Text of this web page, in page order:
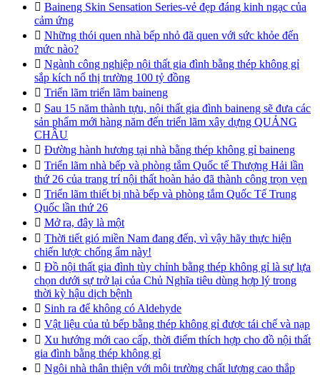
 Baineng Skin Sensation Series-vẻ đẹp đáng kinh ngạc của
cảm ứng
 Những thói quen nhà bếp nhỏ đã quen với sức khỏe đến
mức nào?
 Ngành công nghiệp nội thất gia đình bằng thép không gỉ
sắp kích nổ thị trường 100 tỷ đồng
 Triển lãm triển lãm baineng
 Sau 15 năm thành tựu, nội thất gia đình baineng sẽ đưa các
sản phẩm mới hàng năm đến triển lãm xây dựng QUẢNG
CHÂU
 Đường hành hương tại nhà bằng thép không gỉ baineng
 Triển lãm nhà bếp và phòng tắm Quốc tế Thượng Hải lần
thứ 26 của trang trí nội thất hoàn hảo đã thành công trọn vẹn
 Triển lãm thiết bị nhà bếp và phòng tắm Quốc Tế Trung
Quốc lần thứ 26
 Mở ra, đây là một
 Thời tiết gió miền Nam đang đến, vì vậy hãy thực hiện
chiến lược chống ẩm này!
 Đồ nội thất gia đình tùy chỉnh bằng thép không gỉ là sự lựa
chọn dưới sự trở lại của Chủ Nghĩa tiêu dùng hợp lý trong
thời kỳ hậu dịch bệnh
 Sinh ra để không có Aldehyde
 Vật liệu của tủ bếp bằng thép không gỉ được tái chế và nạp
 Xu hướng mới cao cấp, thời điểm thích hợp cho đồ nội thất
gia đình bằng thép không gỉ
 Ngôi nhà thân thiện với môi trường chất lượng cao thắp